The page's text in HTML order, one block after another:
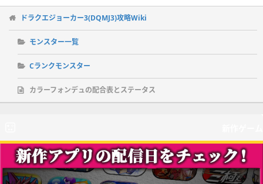
ドラクエジョーカー3(DQMJ3)攻略Wiki
モンスター一覧
Cランクモンスター
カラーフォンデュの配合表とステータス